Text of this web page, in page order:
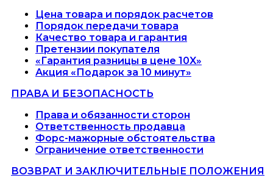
Цена товара и порядок расчетов
Порядок передачи товара
Качество товара и гарантия
Претензии покупателя
«Гарантия разницы в цене 10X»
Акция «Подарок за 10 минут»
ПРАВА И БЕЗОПАСНОСТЬ
Права и обязанности сторон
Ответственность продавца
Форс-мажорные обстоятельства
Ограничение ответственности
ВОЗВРАТ И ЗАКЛЮЧИТЕЛЬНЫЕ ПОЛОЖЕНИЯ